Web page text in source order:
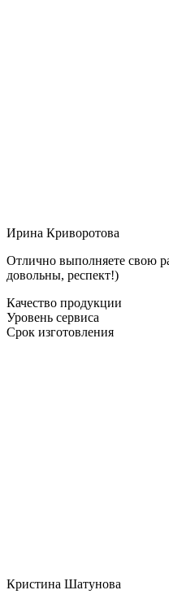
Ирина Криворотова
Отлично выполняете свою
довольны, респект!)
Качество продукции
Уровень сервиса
Срок изготовления
Кристина Шатунова